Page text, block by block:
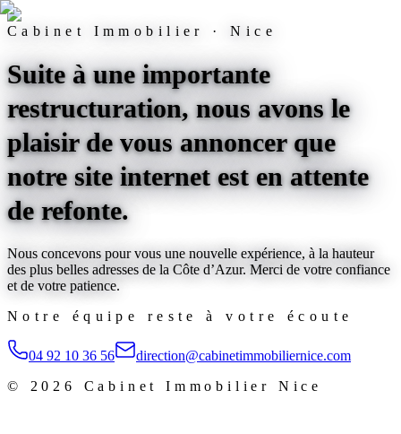
Cabinet Immobilier · Nice
Suite à une importante
restructuration, nous avons le
plaisir de vous annoncer que
notre site internet est en attente
de refonte.
Nous concevons pour vous une nouvelle expérience, à la hauteur
des plus belles adresses de la Côte d’Azur. Merci de votre confiance
et de votre patience.
Notre équipe reste à votre écoute
04 92 10 36 56
direction@cabinetimmobiliernice.com
© 2026 Cabinet Immobilier Nice